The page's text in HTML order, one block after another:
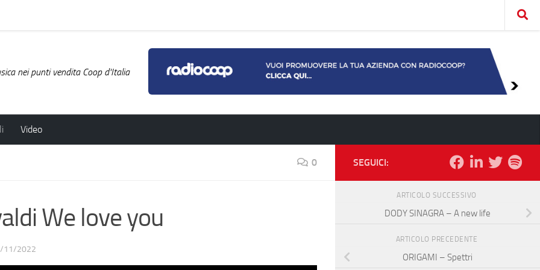
nei punti vendita Coop d'Italia
Video
0
We love you
11/2022
SEGUICI:
ARTICOLO SUCCESSIVO
DODY SINAGRA – A new life
ARTICOLO PRECEDENTE
ORIGAMI – Spettri